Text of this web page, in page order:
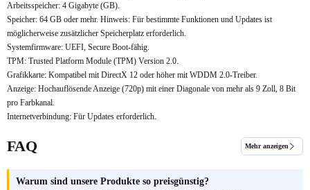
Arbeitsspeicher: 4 Gigabyte (GB).
Speicher: 64 GB oder mehr. Hinweis: Für bestimmte Funktionen und Updates ist
möglicherweise zusätzlicher Speicherplatz erforderlich.
Systemfirmware: UEFI, Secure Boot-fähig.
TPM: Trusted Platform Module (TPM) Version 2.0.
Grafikkarte: Kompatibel mit DirectX 12 oder höher mit WDDM 2.0-Treiber.
Anzeige: Hochauflösende Anzeige (720p) mit einer Diagonale von mehr als 9 Zoll, 8 Bit
pro Farbkanal.
Internetverbindung: Für Updates erforderlich.
FAQ Mehr anzeigen
Warum sind unsere Produkte so preisgünstig?